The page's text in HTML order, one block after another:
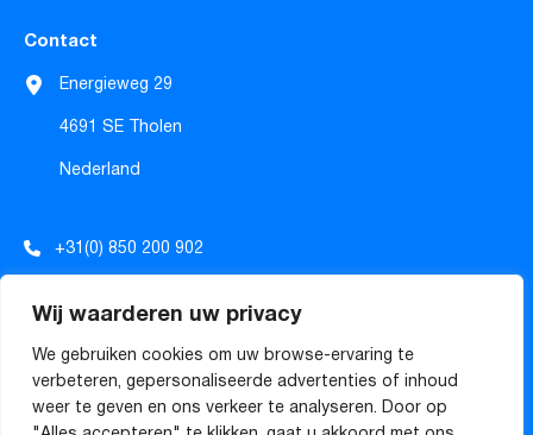
Wij waarderen uw privacy
We gebruiken cookies om uw browse-ervaring te
verbeteren, gepersonaliseerde advertenties of inhoud
weer te geven en ons verkeer te analyseren. Door op
Contact
Energieweg 29
4691 SE Tholen
Nederland
+31(0) 850 200 902